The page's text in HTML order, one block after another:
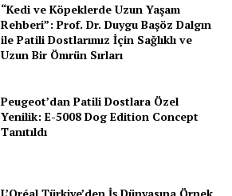
“Kedi ve Köpeklerde Uzun Yaşam
Rehberi”: Prof. Dr. Duygu Başöz Dalgın
ile Patili Dostlarımız İçin Sağlıklı ve
Uzun Bir Ömrün Sırları
Peugeot’dan Patili Dostlara Özel
Yenilik: E-5008 Dog Edition Concept
Tanıtıldı